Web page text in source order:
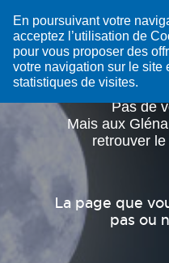
En poursuivant votre
acceptez l’utilisation de
pour vous proposer des
votre navigation sur le site
statistiques de visites.
Les
Glénans
La page que
pas ou
Pas de
Mais aux
retrouver